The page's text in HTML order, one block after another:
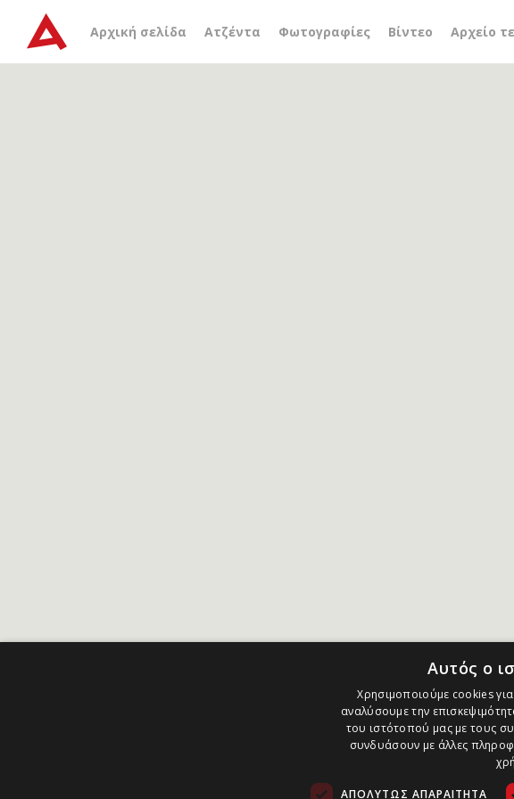
Αρχική σελίδα Ατζέντα Φωτογραφίες Βίντεο Αρχείο
Αρχείο ετικέτας βιομηχανικό
Αυτός ο
Χρησιμοποιούμε cookies για
αναλύσουμε την
του ιστότοπού μας με τους
συνδυάσουν με άλλες
ΑΠΟΛΎΤΩΣ ΑΠΑΡΑΊΤΗΤΑ